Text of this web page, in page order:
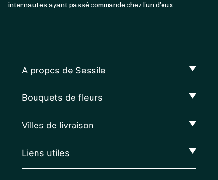
internautes ayant passé commande chez l’un d’eux.
A propos de Sessile
Bouquets de fleurs
Villes de livraison
Liens utiles